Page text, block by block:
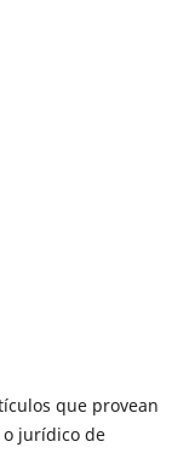
que provean
o jurídico de